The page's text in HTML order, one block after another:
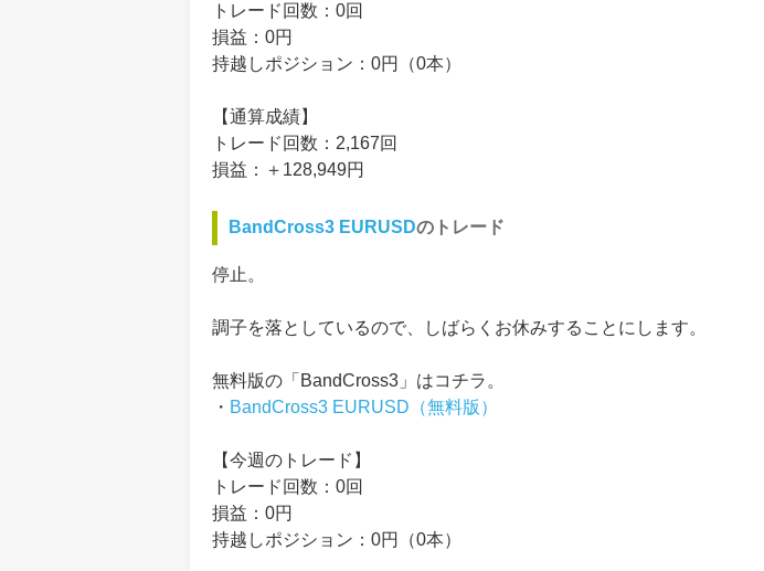
トレード回数：0回
損益：0円
持越しポジション：0円（0本）
【通算成績】
トレード回数：2,167回
損益：＋128,949円
BandCross3 EURUSDのトレード
停止。
調子を落としているので、しばらくお休みすることにします。
無料版の「BandCross3」はコチラ。
・ BandCross3 EURUSD（無料版）
【今週のトレード】
トレード回数：0回
損益：0円
持越しポジション：0円（0本）